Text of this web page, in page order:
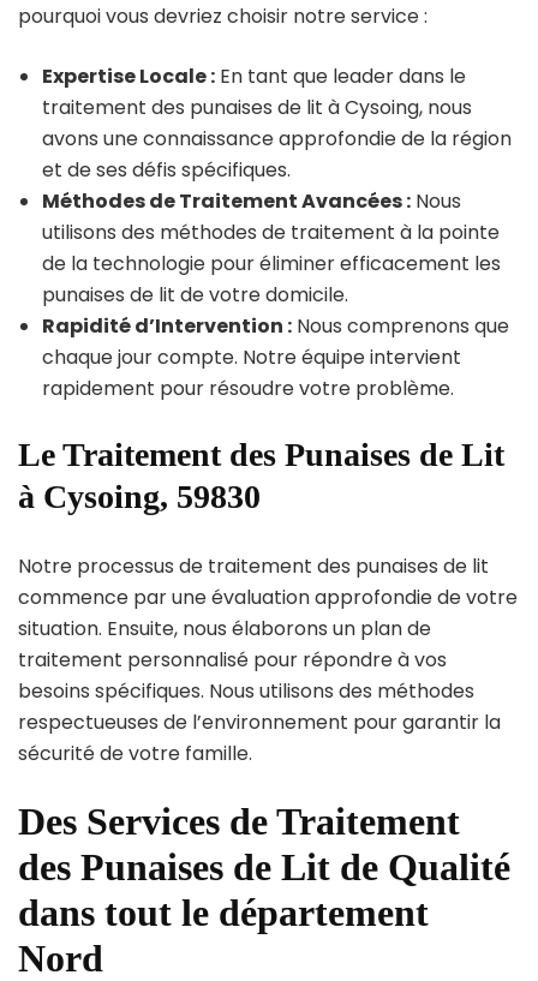
pourquoi vous devriez choisir notre service :
Expertise Locale : En tant que leader dans le
traitement des punaises de lit à Cysoing, nous
avons une connaissance approfondie de la région
et de ses défis spécifiques.
Méthodes de Traitement Avancées : Nous
utilisons des méthodes de traitement à la pointe
de la technologie pour éliminer efficacement les
punaises de lit de votre domicile.
Rapidité d’Intervention : Nous comprenons que
chaque jour compte. Notre équipe intervient
rapidement pour résoudre votre problème.
Le Traitement des Punaises de Lit
à Cysoing, 59830
Notre processus de traitement des punaises de lit
commence par une évaluation approfondie de votre
situation. Ensuite, nous élaborons un plan de
traitement personnalisé pour répondre à vos
besoins spécifiques. Nous utilisons des méthodes
respectueuses de l’environnement pour garantir la
sécurité de votre famille.
Des Services de Traitement
des Punaises de Lit de Qualité
dans tout le département
Nord